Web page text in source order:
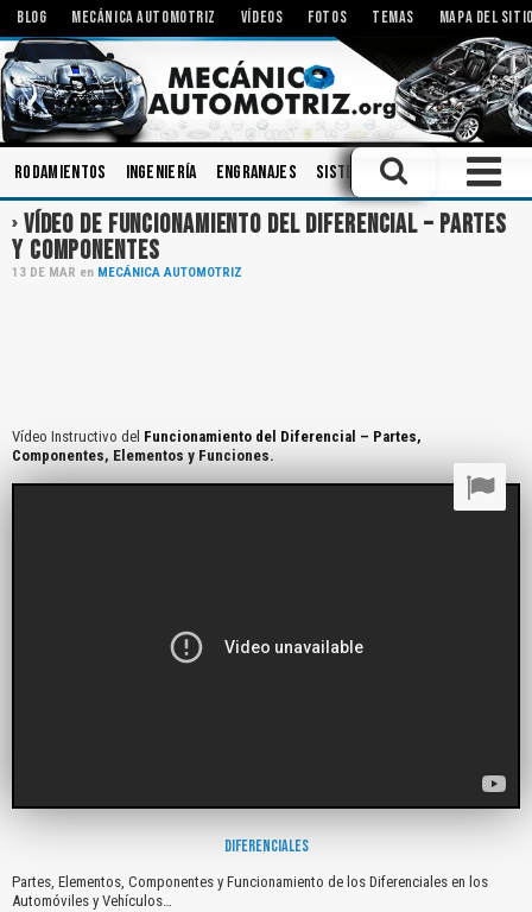
BLOG MECÁNICA AUTOMOTRIZ VÍDEOS FOTOS TEMAS MAPA DEL
Rodamientos Ingeniería Engranajes Sistemas de Audio
VÍDEO DE FUNCIONAMIENTO DEL DIFERENCIAL – PARTES
Y COMPONENTES
13 DE MAR en MECÁNICA AUTOMOTRIZ
Vídeo Instructivo del Funcionamiento del Diferencial – Partes,
Componentes, Elementos y Funciones.
DIFERENCIALES
Partes, Elementos, Componentes y Funcionamiento de los Diferenciales en los
Automóviles y Vehículos…